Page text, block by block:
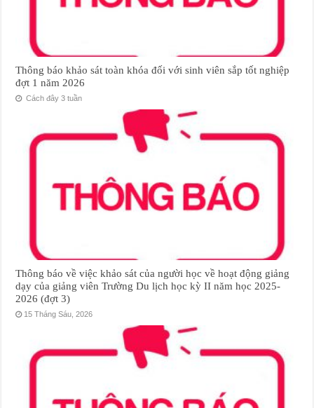
Thông báo khảo sát toàn khóa đối với sinh viên sắp tốt nghiệp
đợt 1 năm 2026
Cách đây 3 tuần
Thông báo về việc khảo sát của người học về hoạt động giảng
dạy của giảng viên Trường Du lịch học kỳ II năm học 2025-
2026 (đợt 3)
15 Tháng Sáu, 2026